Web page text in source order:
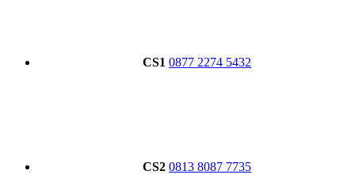
CS1 0877 2274 5432
CS2 0813 8087 7735